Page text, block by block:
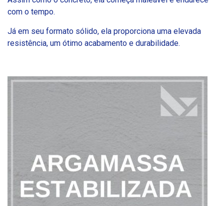
com o tempo.
Já em seu formato sólido, ela proporciona uma elevada
resistência, um ótimo acabamento e durabilidade.